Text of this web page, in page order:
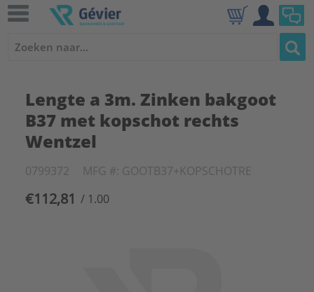
Lengte a 3m. Zinken bakgoot
B37 met kopschot rechts
Wentzel
0799372 MFG #: GOOTB37+KOPSCHOTRE
€112,81 / 1.00